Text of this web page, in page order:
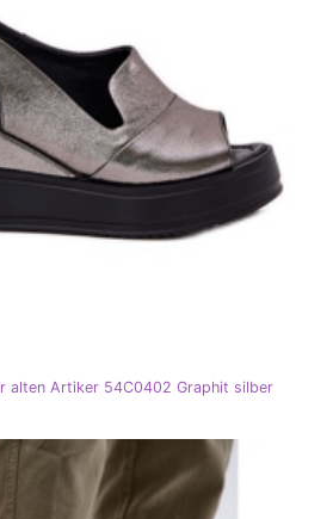
alten Artiker 54C0402 Graphit silber